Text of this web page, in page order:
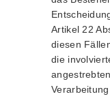
Artikel 22
diesen
die